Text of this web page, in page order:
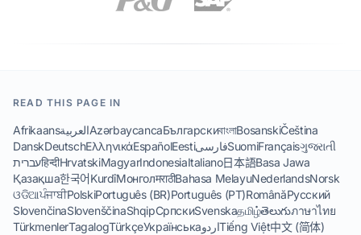
READ THIS PAGE IN
AfrikaansالعربيةAzərbaycancaБългарскиবাংলাBosanskiČeština
DanskDeutschΕλληνικάEspañolEestiفارسیSuomiFrançaisગુજરાતી
עבריתहिन्दीHrvatskiMagyarIndonesiaItaliano日本語Basa Jawa
Қазақша한국어KurdîМонголमराठीBahasa MelayuNederlandsNorsk
ଓଡିଆਪੰਜਾਬੀPolskiPortuguês (BR)Português (PT)RomânăРусский
SlovenčinaSlovenščinaShqipСрпскиSvenskaதமிழ்తెలుగుภาษาไทย
TürkmenlerTagalogTürkçeУкраїнськаاردوTiếng Việt中文 (简体)